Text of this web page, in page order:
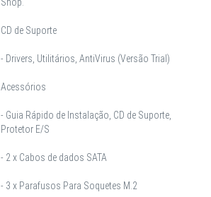
CD de Suporte
- Drivers, Utilitários, AntiVirus (Versão Trial)
Acessórios
- Guia Rápido de Instalação, CD de Suporte,
Protetor E/S
- 2 x Cabos de dados SATA
- 3 x Parafusos Para Soquetes M.2